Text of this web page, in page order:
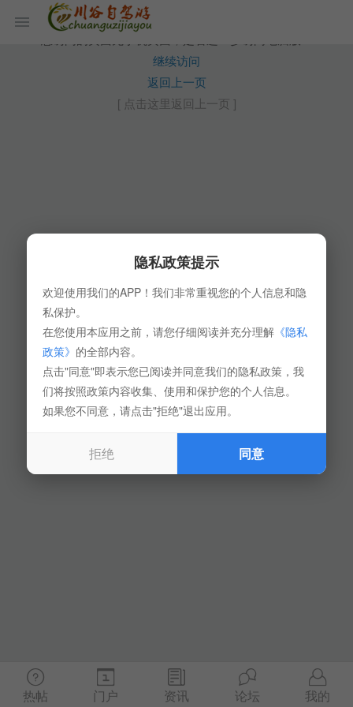
继续访问
返回上一页
[ 点击这里返回上一页 ]
热帖 门户 资讯 论坛 我的
隐私政策提示
欢迎使用我们的APP！我们非常重视您的个人信息和隐
私保护。
在您使用本应用之前，请您仔细阅读并充分理解《隐私
政策》 的全部内容。
点击"同意"即表示您已阅读并同意我们的隐私政策，我
们将按照政策内容收集、使用和保护您的个人信息。
如果您不同意，请点击"拒绝"退出应用。
拒绝 同意